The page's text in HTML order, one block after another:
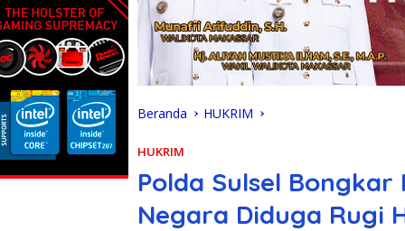
Beranda HUKRIM
HUKRIM
Polda Sulsel Bongkar
Negara Diduga Rugi